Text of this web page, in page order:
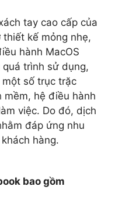
tay cao cấp của
kế mỏng nhẹ,
hành MacOS
trình sử dụng,
số trục trặc
mềm, hệ điều hành
việc. Do đó, dịch
đáp ứng nhu
hàng.
bao gồm